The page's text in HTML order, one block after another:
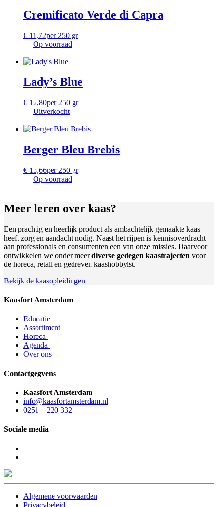
Cremificato Verde di Capra
€ 11,72per 250 gr
Op voorraad
Lady’s Blue
€ 12,80per 250 gr
Uitverkocht
Berger Bleu Brebis
€ 13,66per 250 gr
Op voorraad
Meer leren over kaas?
Een prachtig en heerlijk product als ambachtelijk gemaakte kaas
heeft zorg en aandacht nodig. Naast het rijpen is kennisoverdracht
aan professionals en consumenten een van onze missies. Daarvoor
ontwikkelen we onder meerdiverse gedegen kaastrajecten voor
de horeca, retail en gedreven kaashobbyist.
Bekijk de kaasopleidingen
Kaasfort Amsterdam
Educatie
Assortiment
Horeca
Agenda
Over ons
Contactgegvens
Kaasfort Amsterdam
info@kaasfortamsterdam.nl
0251 – 220 332
Sociale media
Algemene voorwaarden
Privacybeleid